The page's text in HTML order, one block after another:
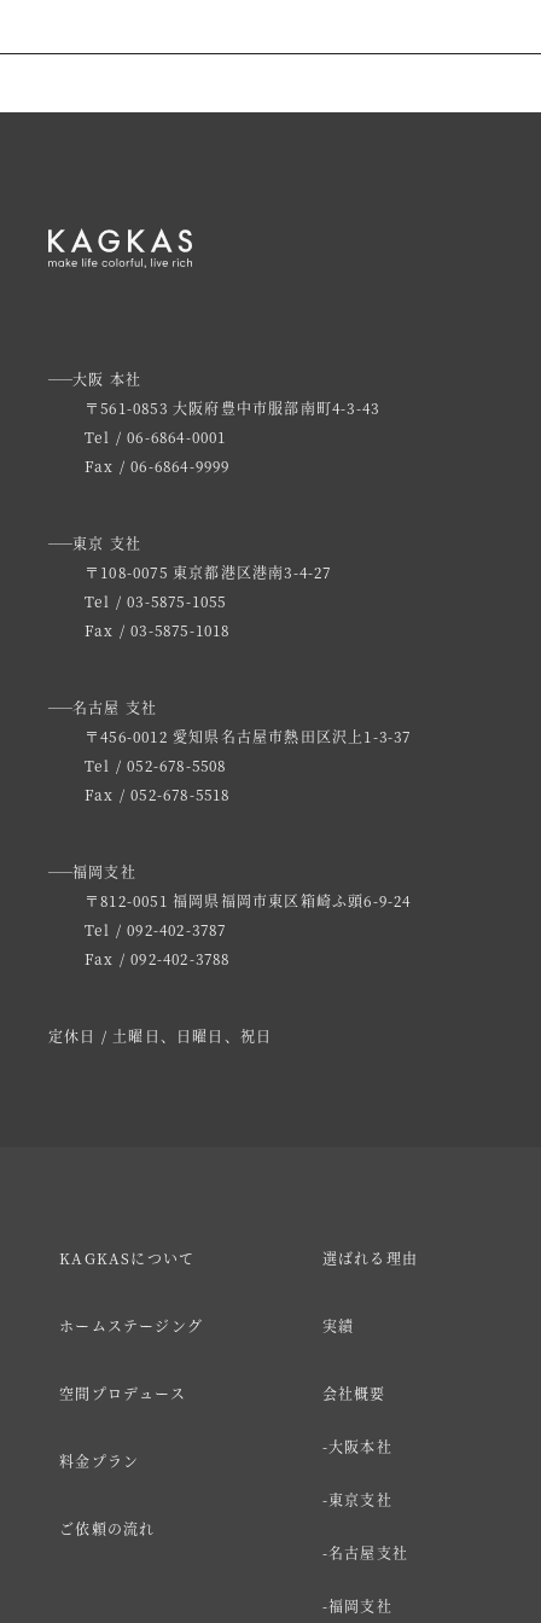
大阪 本社
〒561-0853 大阪府豊中市服部南町4-3-43
Tel / 06-6864-0001
Fax / 06-6864-9999
東京 支社
〒108-0075 東京都港区港南3-4-27
Tel / 03-5875-1055
Fax / 03-5875-1018
名古屋 支社
〒456-0012 愛知県名古屋市熱田区沢上1-3-37
Tel / 052-678-5508
Fax / 052-678-5518
福岡支社
〒812-0051 福岡県福岡市東区箱崎ふ頭6-9-24
Tel / 092-402-3787
Fax / 092-402-3788
定休日 / 土曜日、日曜日、祝日
KAGKASについて
ホームステージング
空間プロデュース
料金プラン
ご依頼の流れ
選ばれる理由
実績
会社概要
大阪本社
東京支社
名古屋支社
福岡支社